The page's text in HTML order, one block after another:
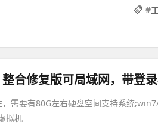
#
需要有80G左右硬盘空间支持系统
拟机